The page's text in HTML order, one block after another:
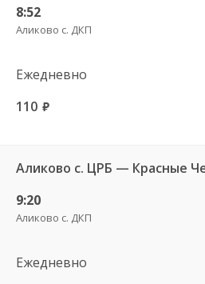
8:52
Аликово с. ДКП
Ежедневно
110 руб.
Аликово с. ЦРБ — Красные
9:20
Аликово с. ДКП
Ежедневно